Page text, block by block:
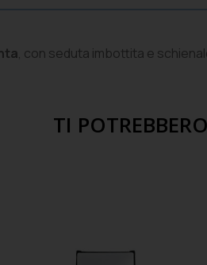
, con seduta imbottita e
TI